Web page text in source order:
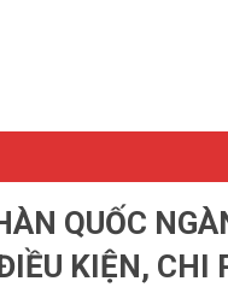
QUỐC
KIỆN, CHI